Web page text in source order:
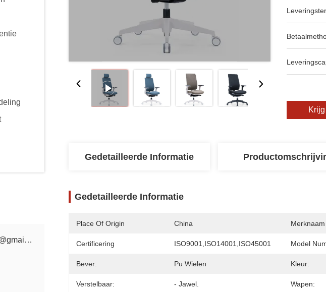
Bestonfurniture1peter@gmail.com
Gedetailleerde Informatie
Gedetailleerde Informatie
Place Of Origin China Merknaam
Certificering ISO9001,ISO14001,ISO45001 Model
Bever: Pu Wielen Kleur:
Verstelbaar: - Jawel. Wapen: